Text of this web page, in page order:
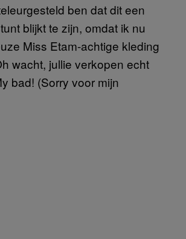
ben dat dit een
blijkt te zijn, omdat ik nu
Miss Etam-achtige kleding
wacht, jullie verkopen echt
bad! (Sorry voor mijn